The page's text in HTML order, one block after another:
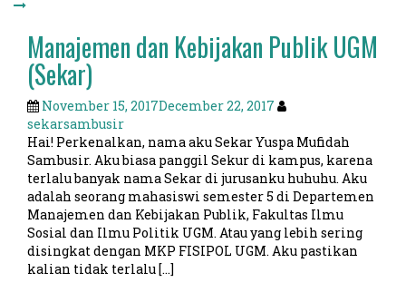
Manajemen dan Kebijakan Publik UGM
(Sekar)
November 15, 2017December 22, 2017
sekarsambusir
Hai! Perkenalkan, nama aku Sekar Yuspa Mufidah
Sambusir. Aku biasa panggil Sekur di kampus, karena
terlalu banyak nama Sekar di jurusanku huhuhu. Aku
adalah seorang mahasiswi semester 5 di Departemen
Manajemen dan Kebijakan Publik, Fakultas Ilmu
Sosial dan Ilmu Politik UGM. Atau yang lebih sering
disingkat dengan MKP FISIPOL UGM. Aku pastikan
kalian tidak terlalu […]